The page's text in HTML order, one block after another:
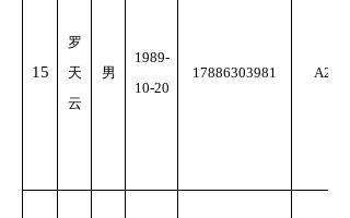
15
罗
天
云
男
1989-
10-20
17886303981 A2